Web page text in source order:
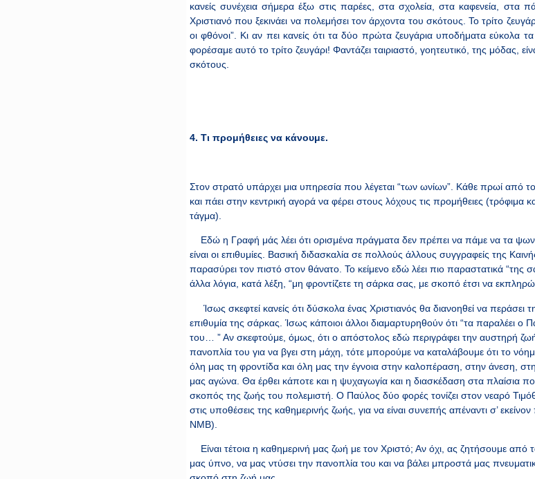
κανείς συνέχεια σήμερα έξω στις παρέες, στα σχολεία, στα καφενεία, στα
Χριστιανό που ξεκινάει να πολεμήσει τον άρχοντα του σκότους. Το τρίτο
οι φθόνοι”. Κι αν πει κανείς ότι τα δύο πρώτα ζευγάρια υποδήματα εύκολα
φορέσαμε αυτό το τρίτο ζευγάρι! Φαντάζει ταιριαστό, γοητευτικό, της μόδας,
σκότους.
4. Τι προμήθειες να κάνουμε.
Στον στρατό υπάρχει μια υπηρεσία που λέγεται “των ωνίων”. Κάθε πρωί από
και πάει στην κεντρική αγορά να φέρει στους λόχους τις προμήθειες (τρόφιμα
τάγμα).
Εδώ η Γραφή μάς λέει ότι ορισμένα πράγματα δεν πρέπει να πάμε να τα
είναι οι επιθυμίες. Βασική διδασκαλία σε πολλούς άλλους συγγραφείς της
παρασύρει τον πιστό στον θάνατο. Το κείμενο εδώ λέει πιο παραστατικά “της
άλλα λόγια, κατά λέξη, “μη φροντίζετε τη σάρκα σας, με σκοπό έτσι να
Ίσως σκεφτεί κανείς ότι δύσκολα ένας Χριστιανός θα διανοηθεί να περάσει
επιθυμία της σάρκας. Ίσως κάποιοι άλλοι διαμαρτυρηθούν ότι “τα παραλέει ο
του… ” Αν σκεφτούμε, όμως, ότι ο απόστολος εδώ περιγράφει την αυστηρή
πανοπλία του για να βγει στη μάχη, τότε μπορούμε να καταλάβουμε ότι το
όλη μας τη φροντίδα και όλη μας την έγνοια στην καλοπέραση, στην άνεση,
μας αγώνα. Θα έρθει κάποτε και η ψυχαγωγία και η διασκέδαση στα πλαίσια
σκοπός της ζωής του πολεμιστή. Ο Παύλος δύο φορές τονίζει στον νεαρό
στις υποθέσεις της καθημερινής ζωής, για να είναι συνεπής απέναντι σ’
ΝΜΒ).
Είναι τέτοια η καθημερινή μας ζωή με τον Χριστό; Αν όχι, ας ζητήσουμε από
μας ύπνο, να μας ντύσει την πανοπλία του και να βάλει μπροστά μας